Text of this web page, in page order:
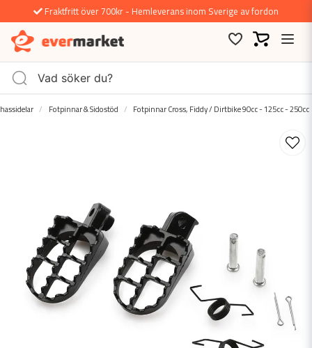
Fraktfritt över 700kr - Hemleverans inom Sverige av fordon
Fotpinnar & Sidostöd Fotpinnar Cross, Fiddy / Dirtbike 90cc - 125cc - 250cc